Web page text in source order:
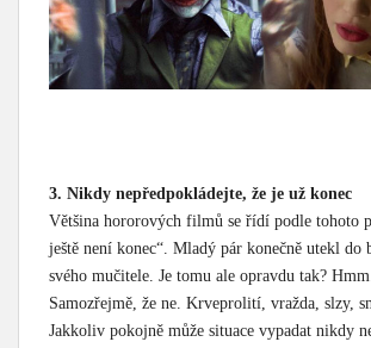
3. Nikdy nepředpokládejte, že je už konec
Většina hororových filmů se řídí podle tohoto
ještě není konec“. Mladý pár konečně utekl do
svého mučitele. Je tomu ale opravdu tak?
Samozřejmě, že ne. Krveprolití, vražda, slzy,
Jakkoliv pokojně může situace vypadat nikdy